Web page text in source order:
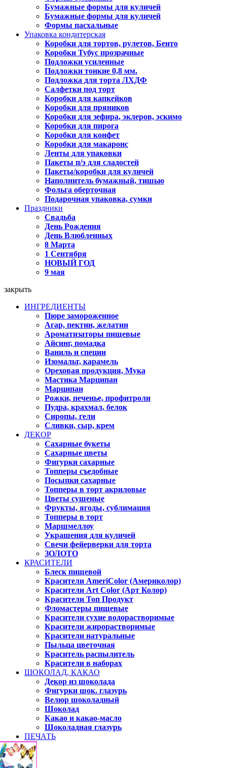
Бумажные формы для куличей
Бумажные формы для куличей
Формы пасхальные
Упаковка кондитерская
Коробки для тортов, рулетов, Бенто
Коробки Тубус прозрачные
Подложки усиленные
Подложки тонкие 0,8 мм.
Подложка для торта ЛХДФ
Салфетки под торт
Коробки для капкейков
Коробки для пряников
Коробки для зефира, эклеров, эскимо
Коробки для пирога
Коробки для конфет
Коробки для макаронс
Ленты для упаковки
Пакеты п/э для сладостей
Пакеты/коробки для куличей
Наполнитель бумажный, тишью
Фольга оберточная
Подарочная упаковка, сумки
Праздники
Свадьба
День Рождения
День Влюбленных
8 Марта
1 Сентября
НОВЫЙ ГОД
9 мая
закрыть
ИНГРЕДИЕНТЫ
Пюре замороженное
Агар, пектин, желатин
Ароматизаторы пищевые
Айсинг, помадка
Ваниль и специи
Изомальт, карамель
Ореховая продукция, Мука
Мастика Марципан
Марципан
Рожки, печенье, профитроли
Пудра, крахмал, белок
Сиропы, гели
Сливки, сыр, крем
ДЕКОР
Сахарные букеты
Сахарные цветы
Фигурки сахарные
Топперы съедобные
Посыпки сахарные
Топперы в торт акриловые
Цветы сушеные
Фрукты, ягоды, сублимация
Топперы в торт
Маршмеллоу
Украшения для куличей
Свечи фейерверки для торта
ЗОЛОТО
КРАСИТЕЛИ
Блеск пищевой
Красители AmeriColor (Америколор)
Красители Art Color (Арт Колор)
Красители Топ Продукт
Фломастеры пищевые
Красители сухие водорастворимые
Красители жирорастворимые
Красители натуральные
Пыльца цветочная
Краситель распылитель
Красители в наборах
ШОКОЛАД, КАКАО
Декор из шоколада
Фигурки шок. глазурь
Велюр шоколадный
Шоколад
Какао и какао-масло
Шоколадная глазурь
ПЕЧАТЬ